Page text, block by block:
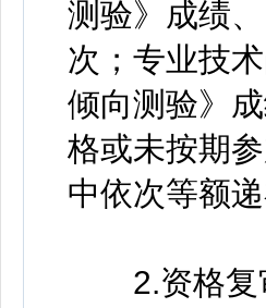
测验》成绩
次；专业技
倾向测验》
格或未按期
中依次等额递
2.资格复审